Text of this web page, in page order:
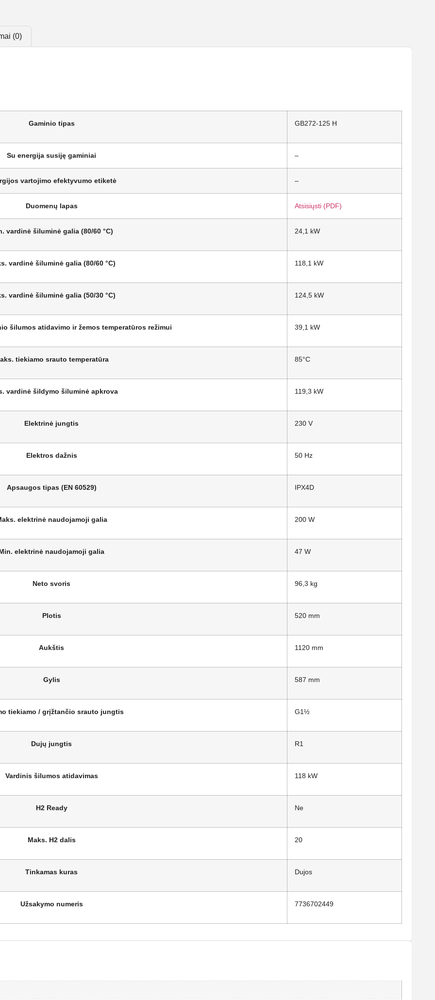
(0)
Gaminio tipas GB272-125 H
Su energija susiję gaminiai –
vartojimo efektyvumo etiketė –
Duomenų lapas Atsisiųsti (PDF)
vardinė šiluminė galia (80/60 °C) 24,1 kW
vardinė šiluminė galia (80/60 °C) 118,1 kW
vardinė šiluminė galia (50/30 °C) 124,5 kW
šilumos atidavimo ir žemos temperatūros režimui 39,1 kW
tiekiamo srauto temperatūra 85°C
vardinė šildymo šiluminė apkrova 119,3 kW
Elektrinė jungtis 230 V
Elektros dažnis 50 Hz
Apsaugos tipas (EN 60529) IPX4D
elektrinė naudojamoji galia 200 W
elektrinė naudojamoji galia 47 W
Neto svoris 96,3 kg
Plotis 520 mm
Aukštis 1120 mm
Gylis 587 mm
tiekiamo / grįžtančio srauto jungtis G1½
Dujų jungtis R1
Vardinis šilumos atidavimas 118 kW
H2 Ready Ne
Maks. H2 dalis 20
Tinkamas kuras Dujos
Užsakymo numeris 7736702449